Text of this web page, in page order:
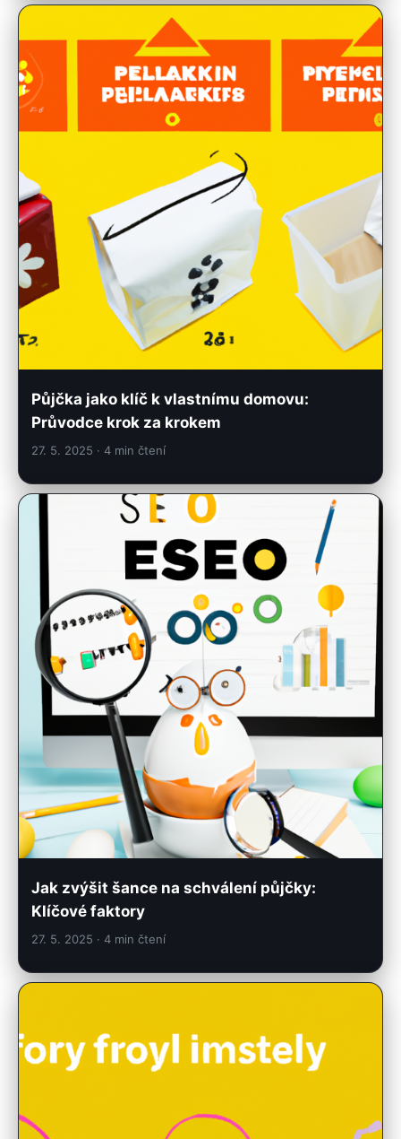
Půjčka jako klíč k vlastnímu domovu:
Průvodce krok za krokem
27. 5. 2025 · 4 min čtení
Jak zvýšit šance na schválení půjčky:
Klíčové faktory
27. 5. 2025 · 4 min čtení